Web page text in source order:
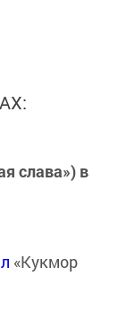
слава») в
«Кукмор